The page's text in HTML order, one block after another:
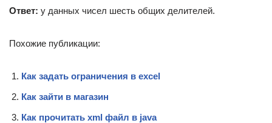
Ответ: у данных чисел шесть общих делителей.
Похожие публикации:
Как задать ограничения в excel
Как зайти в магазин
Как прочитать xml файл в java